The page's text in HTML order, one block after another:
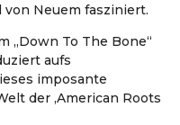
Neuem fasziniert.
„Down To The Bone“
aufs
imposante
der ‚American Roots